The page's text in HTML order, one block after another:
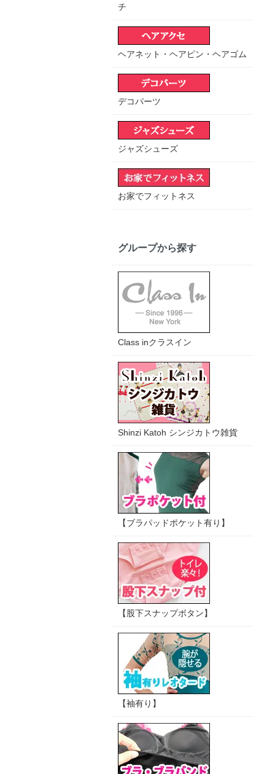
チ
ヘアネット・ヘアピン・ヘアゴム
デコパーツ
ジャズシューズ
お家でフィットネス
グループから探す
Class inクラスイン
Shinzi Katoh シンジカトウ雑貨
【ブラパッドポケット有り】
【股下スナップボタン】
【袖有り】